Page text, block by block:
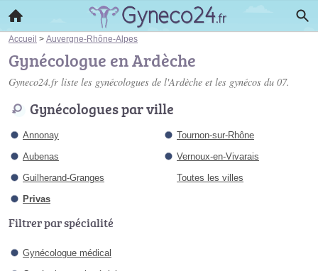
Accueil > Auvergne-Rhône-Alpes
Gynécologue en Ardèche
Gyneco24.fr liste les gynécologues de l'Ardèche et les gynécos du 07.
Gynécologues par ville
Annonay
Aubenas
Guilherand-Granges
Privas
Tournon-sur-Rhône
Vernoux-en-Vivarais
Toutes les villes
Filtrer par spécialité
Gynécologue médical